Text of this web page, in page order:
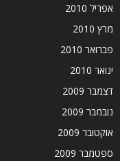
אפריל 2010
מרץ 2010
פברואר 2010
ינואר 2010
דצמבר 2009
נובמבר 2009
אוקטובר 2009
ספטמבר 2009